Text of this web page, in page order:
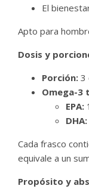
El
Apto para
Dosis y
Porción: 3
Omega-3
EPA:
DHA:
Cada frasco
equivale a un
Propósito y